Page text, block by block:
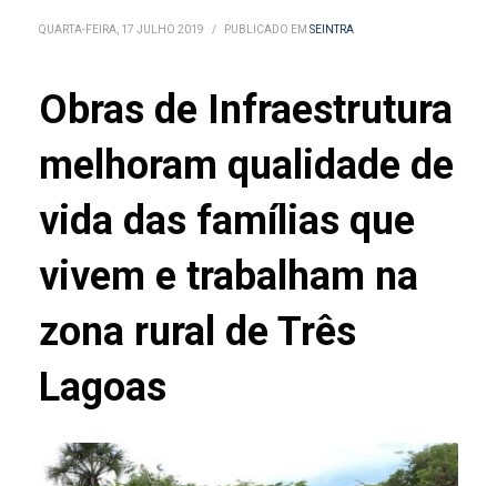
QUARTA-FEIRA, 17 JULHO 2019 / PUBLICADO EM SEINTRA
Obras de Infraestrutura
melhoram qualidade de
vida das famílias que
vivem e trabalham na
zona rural de Três
Lagoas